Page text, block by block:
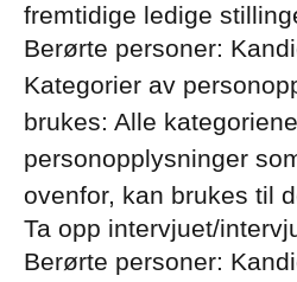
fremtidige ledige
Berørte personer:
Kategorier av
brukes: Alle
personopplysninger
ovenfor, kan brukes til
Ta opp intervjuet/
Berørte personer: